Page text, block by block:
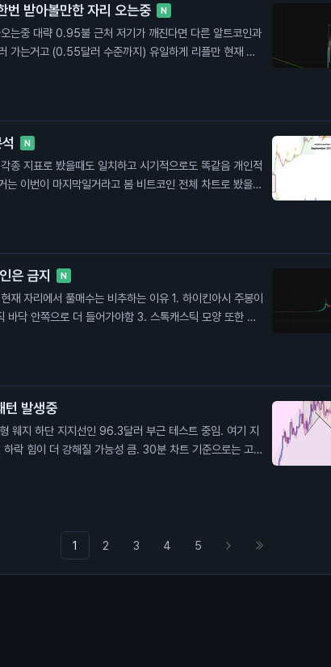
받아볼만한 자리 오는중 N
알트코인과
달러 수준까지) 유일하게 리플만 현재 알
N
일거라고 봄 비트코인 전체 차트로 봤을때
원가거나 위로 계속 쏘거나 할거라고 생각한다
은 금지 N
)이 남아있을 확률이 높음 그러면 계속 기다리
아
턴 발생중
해질 가능성 큼. 30분 차트 기준으로는 고
유리한 상황임. 체크할 가격 96.3달러 - 핵
러까지 반등도 기대해볼 만함. 한줄 요약 96.3만
1 2 3 4 5